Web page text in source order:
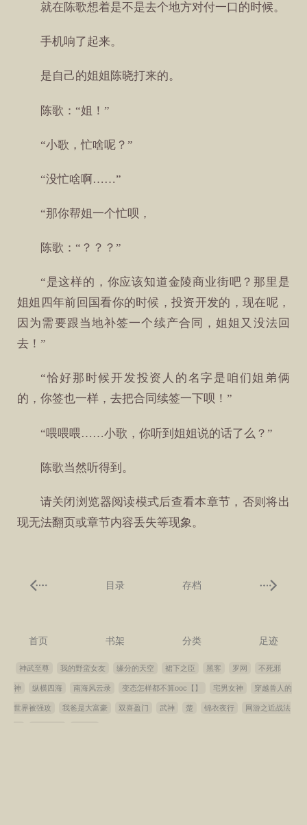
就在陈歌想着是不是去个地方对付一口的时候。
手机响了起来。
是自己的姐姐陈晓打来的。
陈歌：“姐！”
“小歌，忙啥呢？”
“没忙啥啊……”
“那你帮姐一个忙呗，
陈歌：“？？？”
“是这样的，你应该知道金陵商业街吧？那里是
姐姐四年前回国看你的时候，投资开发的，现在呢，
因为需要跟当地补签一个续产合同，姐姐又没法回
去！”
“恰好那时候开发投资人的名字是咱们姐弟俩
的，你签也一样，去把合同续签一下呗！”
“喂喂喂……小歌，你听到姐姐说的话了么？”
陈歌当然听得到。
请关闭浏览器阅读模式后查看本章节，否则将出
现无法翻页或章节内容丢失等现象。
目录 存档
首页 书架 分类 足迹
神武至尊 我的野蛮女友 缘分的天空 裙下之臣 黑客 罗网 不死邪
神 纵横四海 南海风云录 变态怎样都不算ooc【】 宅男女神 穿越兽人的
世界被强攻 我爸是大富豪 双喜盈门 武神 楚 锦衣夜行 网游之近战法